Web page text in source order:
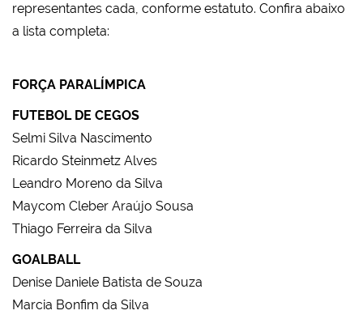
representantes cada, conforme estatuto. Confira abaixo
a lista completa:
FORÇA PARALÍMPICA
FUTEBOL DE CEGOS
Selmi Silva Nascimento
Ricardo Steinmetz Alves
Leandro Moreno da Silva
Maycom Cleber Araújo Sousa
Thiago Ferreira da Silva
GOALBALL
Denise Daniele Batista de Souza
Marcia Bonfim da Silva